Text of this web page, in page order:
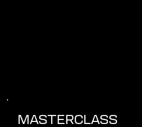
MASTERCLASS